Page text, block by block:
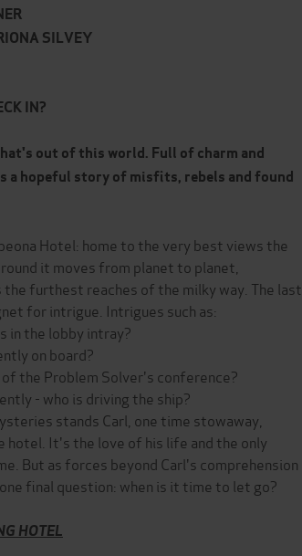
SILVEY
IN?
out of this world. Full of charm and
a hopeful story of misfits, rebels and found
Hotel: home to the very best views the
it moves from planet to planet,
furthest reaches of the milky way. The last
for intrigue. Intrigues such as:
in the lobby intray?
on board?
the Problem Solver's conference?
- who is driving the ship?
stands Carl, one time stowaway,
It's the love of his life and the only
But as forces beyond Carl's comprehension
final question: when is it time to let go?
HOTEL